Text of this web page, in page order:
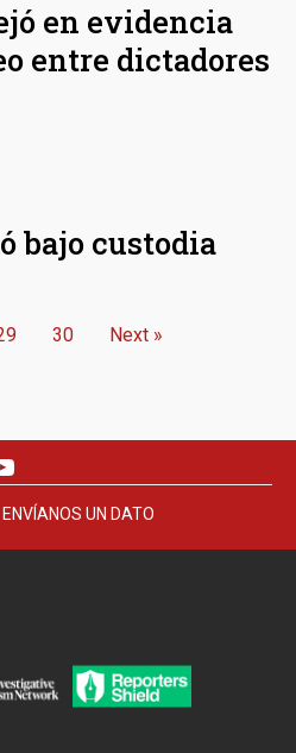
en evidencia
entre dictadores
bajo custodia
30 Next »
ENVÍANOS UN DATO